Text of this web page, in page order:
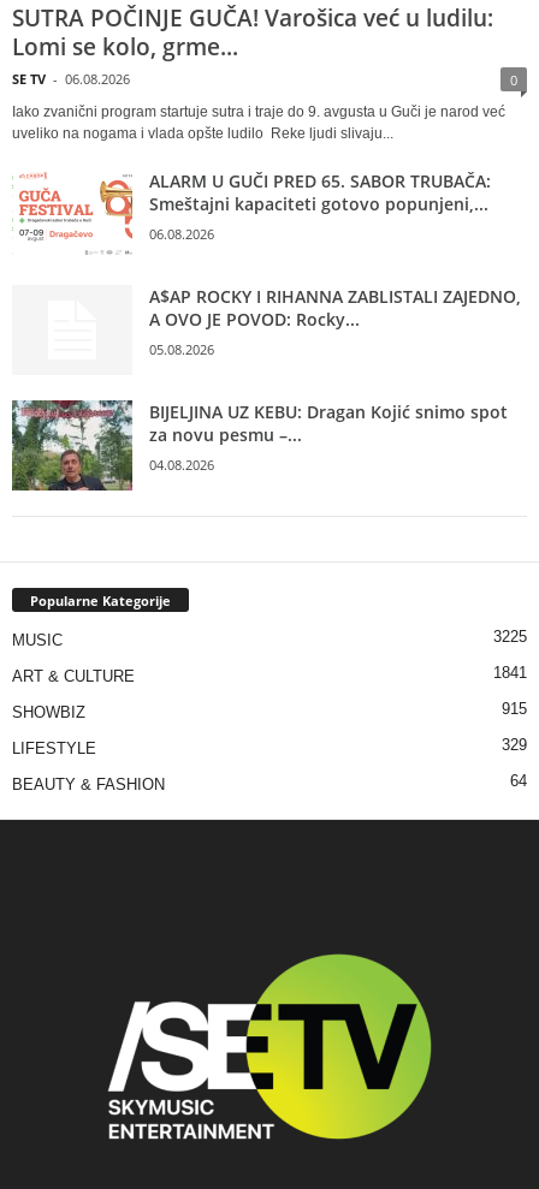
SUTRA POČINJE GUČA! Varošica već u ludilu:
Lomi se kolo, grme...
SE TV - 06.08.2026 0
Iako zvanični program startuje sutra i traje do 9. avgusta u Guči je narod već
uveliko na nogama i vlada opšte ludilo Reke ljudi slivaju...
ALARM U GUČI PRED 65. SABOR TRUBAČA:
Smeštajni kapaciteti gotovo popunjeni,...
06.08.2026
A$AP ROCKY I RIHANNA ZABLISTALI ZAJEDNO,
A OVO JE POVOD: Rocky...
05.08.2026
BIJELJINA UZ KEBU: Dragan Kojić snimo spot
za novu pesmu –...
04.08.2026
Popularne Kategorije
MUSIC 3225
ART & CULTURE 1841
SHOWBIZ 915
LIFESTYLE 329
BEAUTY & FASHION 64